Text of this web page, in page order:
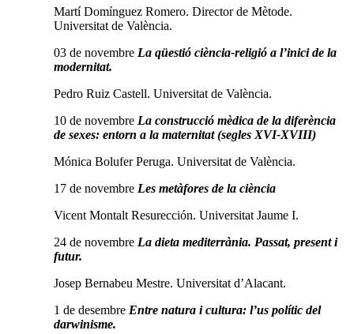
Martí Domínguez Romero. Director de Mètode.
Universitat de València.
03 de novembre La qüestió ciència-religió a l’inici de la
modernitat.
Pedro Ruiz Castell. Universitat de València.
10 de novembre La construcció mèdica de la diferència
de sexes: entorn a la maternitat (segles XVI-XVIII)
Mónica Bolufer Peruga. Universitat de València.
17 de novembre Les metàfores de la ciència
Vicent Montalt Resurección. Universitat Jaume I.
24 de novembre La dieta mediterrània. Passat, present i
futur.
Josep Bernabeu Mestre. Universitat d’Alacant.
1 de desembre Entre natura i cultura: l’us polític del
darwinisme.